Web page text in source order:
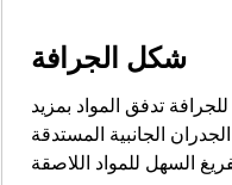
شكل الجرافة
تدفق المواد بمزيد
الجانبية المستدقة